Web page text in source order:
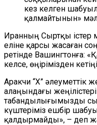
кез келген
қалмайтынын»
Иранның Сыртқы істер
еліне қарсы жасаған
ретінде Вашингтонға:
келсе, өңірімізден
Аракчи “X” әлеуметтік
алаңындағы
табандылығымызды
күштеріміз ешбір
қалдырмайды», – деп